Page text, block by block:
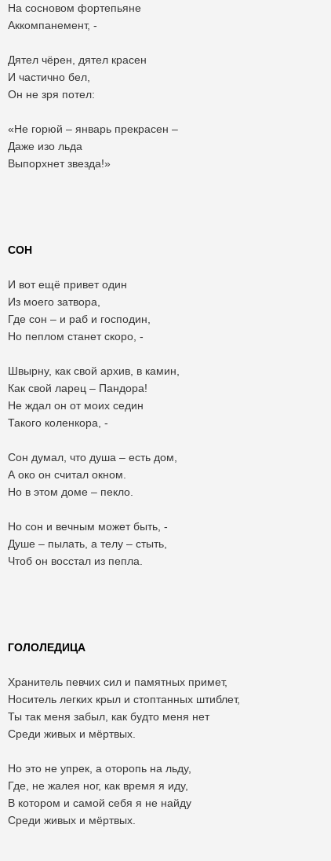
На сосновом фортепьяне
Аккомпанемент, -
Дятел чёрен, дятел красен
И частично бел,
Он не зря потел:
«Не горюй – январь прекрасен –
Даже изо льда
Выпорхнет звезда!»
СОН
И вот ещё привет один
Из моего затвора,
Где сон – и раб и господин,
Но пеплом станет скоро, -
Швырну, как свой архив, в камин,
Как свой ларец – Пандора!
Не ждал он от моих седин
Такого коленкора, -
Сон думал, что душа – есть дом,
А око он считал окном.
Но в этом доме – пекло.
Но сон и вечным может быть, -
Душе – пылать, а телу – стыть,
Чтоб он восстал из пепла.
ГОЛОЛЕДИЦА
Хранитель певчих сил и памятных примет,
Носитель легких крыл и стоптанных штиблет,
Ты так меня забыл, как будто меня нет
Среди живых и мёртвых.
Но это не упрек, а оторопь на льду,
Где, не жалея ног, как время я иду,
В котором и самой себя я не найду
Среди живых и мёртвых.